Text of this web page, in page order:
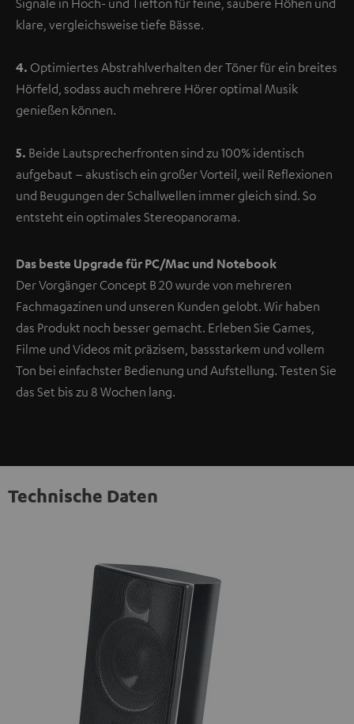
Signale in Hoch- und Tiefton für feine, saubere Höhen und
klare, vergleichsweise tiefe Bässe.
4. Optimiertes Abstrahlverhalten der Töner für ein breites
Hörfeld, sodass auch mehrere Hörer optimal Musik
genießen können.
5. Beide Lautsprecherfronten sind zu 100% identisch
aufgebaut – akustisch ein großer Vorteil, weil Reflexionen
und Beugungen der Schallwellen immer gleich sind. So
entsteht ein optimales Stereopanorama.
Das beste Upgrade für PC/Mac und Notebook
Der Vorgänger Concept B 20 wurde von mehreren
Fachmagazinen und unseren Kunden gelobt. Wir haben
das Produkt noch besser gemacht. Erleben Sie Games,
Filme und Videos mit präzisem, bassstarkem und vollem
Ton bei einfachster Bedienung und Aufstellung. Testen Sie
das Set bis zu 8 Wochen lang.
Technische Daten